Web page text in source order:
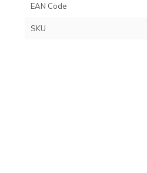
EAN Code
SKU